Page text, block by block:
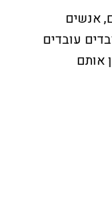
אנשים
עובדים
אותם